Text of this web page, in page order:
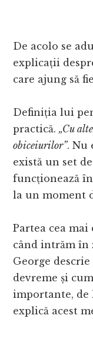
De acolo se
explicații
care ajung să
Definiția lui
practică.„Cu
obiceiurilor”. Nu
există un set
funcționează
la un moment
Partea cea mai
când intrăm în
George
devreme și
importante, de
explică acest